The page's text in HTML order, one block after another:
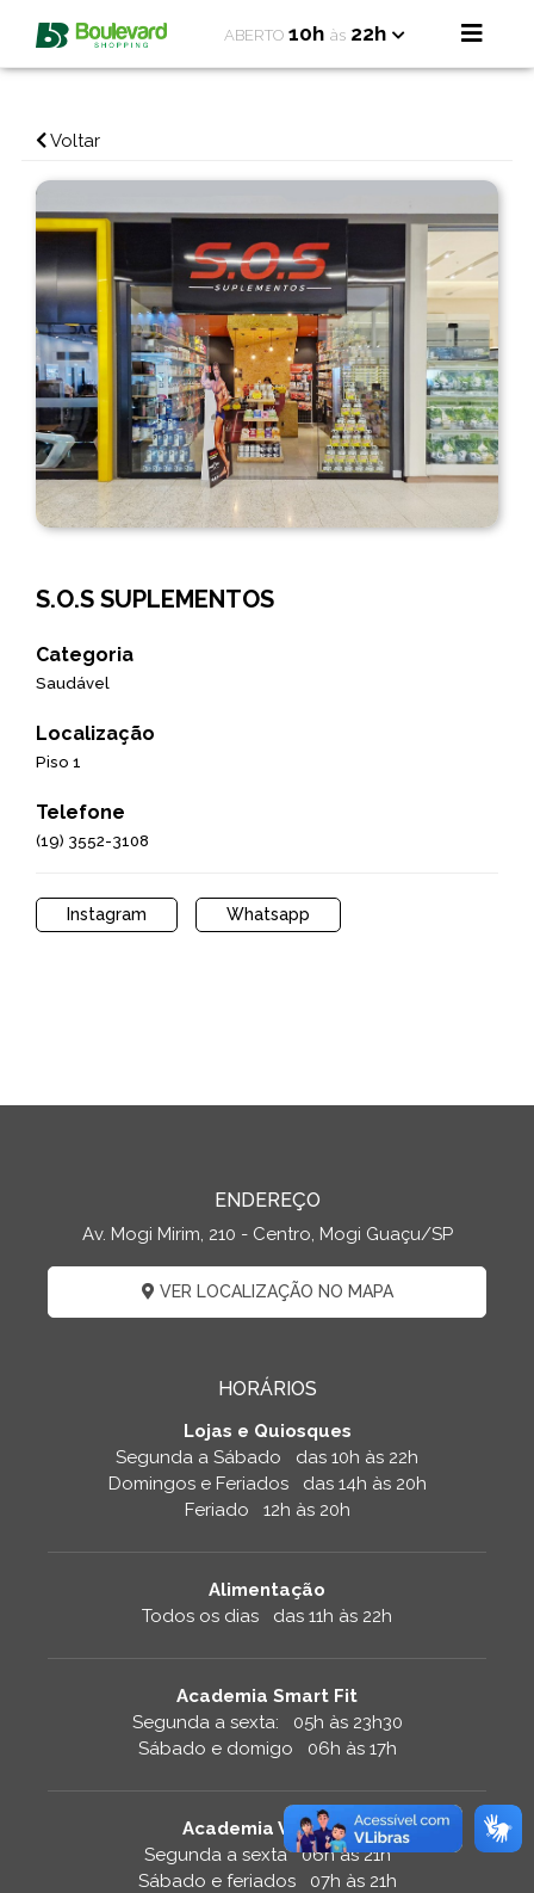
ABERTO 10h às 22h
Voltar
S.O.S SUPLEMENTOS
Categoria
Saudável
Localização
Piso 1
Telefone
(19) 3552-3108
Instagram Whatsapp
ENDEREÇO
Av. Mogi Mirim, 210 - Centro, Mogi Guaçu/SP
VER LOCALIZAÇÃO NO MAPA
HORÁRIOS
Lojas e Quiosques
Segunda a Sábado das 10h às 22h
Domingos e Feriados das 14h às 20h
Feriado 12h às 20h
Alimentação
Todos os dias das 11h às 22h
Academia Smart Fit
Segunda a sexta: 05h às 23h30
Sábado e domigo 06h às 17h
Academia Velocity
Segunda a sexta 06h às 21h
Sábado e feriados 07h às 21h